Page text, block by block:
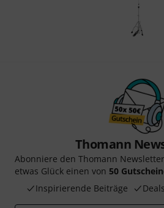
Thomann
Abonniere den Thomann
etwas Glück einen von 50
Inspirierende Beiträge
Deals